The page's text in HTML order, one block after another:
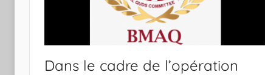
Dans le cadre de l’opération